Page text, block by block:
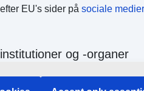
EU's sider påsociale medier
og -organer
alle EU-institutioner og -